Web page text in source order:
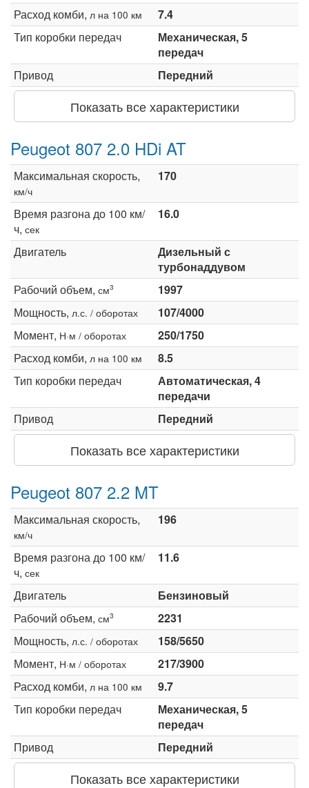
Расход комби, л на 100 км
7.4
Тип коробки передач
Механическая, 5
передач
Привод
Передний
Показать все характеристики
Peugeot 807 2.0 HDi AT
Максимальная скорость,
км/ч
170
Время разгона до 100 км/
ч, сек
16.0
Двигатель
Дизельный с
турбонаддувом
Рабочий объем, см3
1997
Мощность, л.с. / оборотах
107/4000
Момент, Н·м / оборотах
250/1750
Расход комби, л на 100 км
8.5
Тип коробки передач
Автоматическая, 4
передачи
Привод
Передний
Показать все характеристики
Peugeot 807 2.2 MT
Максимальная скорость,
км/ч
196
Время разгона до 100 км/
ч, сек
11.6
Двигатель
Бензиновый
Рабочий объем, см3
2231
Мощность, л.с. / оборотах
158/5650
Момент, Н·м / оборотах
217/3900
Расход комби, л на 100 км
9.7
Тип коробки передач
Механическая, 5
передач
Привод
Передний
Показать все характеристики